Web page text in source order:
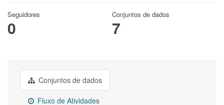
Seguidores
0
Conjuntos de dados
7
Conjuntos de dados
Fluxo de Atividades